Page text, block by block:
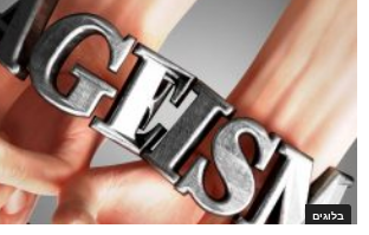
בלוגים